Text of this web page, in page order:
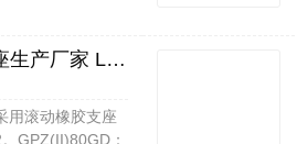
建筑LNR600的隔震支座生产厂家 LNR系列支座生产厂家 LRB隔震支座400源头工厂
用滚动橡胶支座
GPZ(II)80GD：